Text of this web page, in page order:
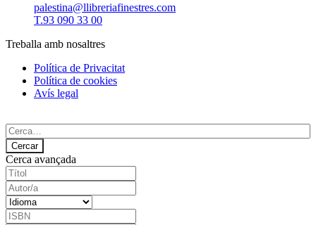
palestina@llibreriafinestres.com
T.93 090 33 00
Treballa amb nosaltres
Política de Privacitat
Política de cookies
Avís legal
Cerca avançada